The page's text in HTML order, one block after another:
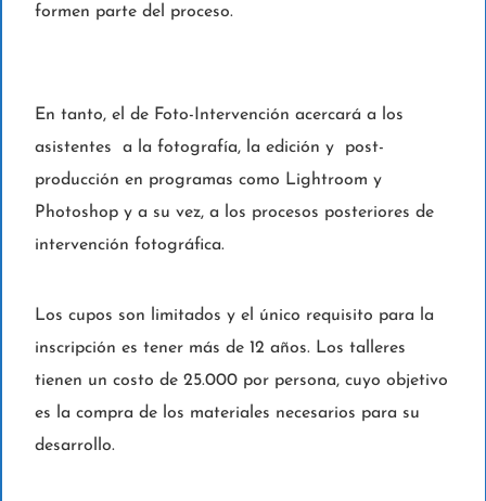
formen parte del proceso.
En tanto, el de Foto-Intervención acercará a los
asistentes a la fotografía, la edición y post-
producción en programas como Lightroom y
Photoshop y a su vez, a los procesos posteriores de
intervención fotográfica.
Los cupos son limitados y el único requisito para la
inscripción es tener más de 12 años. Los talleres
tienen un costo de 25.000 por persona, cuyo objetivo
es la compra de los materiales necesarios para su
desarrollo.